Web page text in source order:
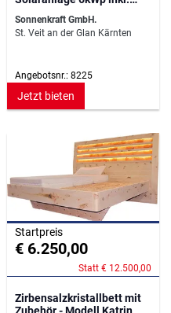
Sonnenkraft GmbH.
St. Veit an der Glan Kärnten
Angebotsnr.: 8225
Jetzt bieten
Startpreis
€ 6.250,00
Statt € 12.500,00
Zirbensalzkristallbett mit